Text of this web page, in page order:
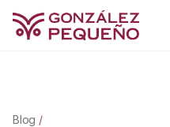
Blog /